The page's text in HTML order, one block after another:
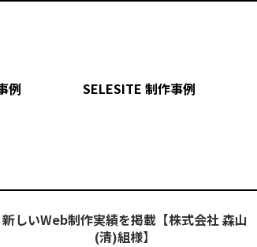
例 SELESITE 制作事例
新しいWeb制作実績を掲載【株式会社 森山
(清)組様】